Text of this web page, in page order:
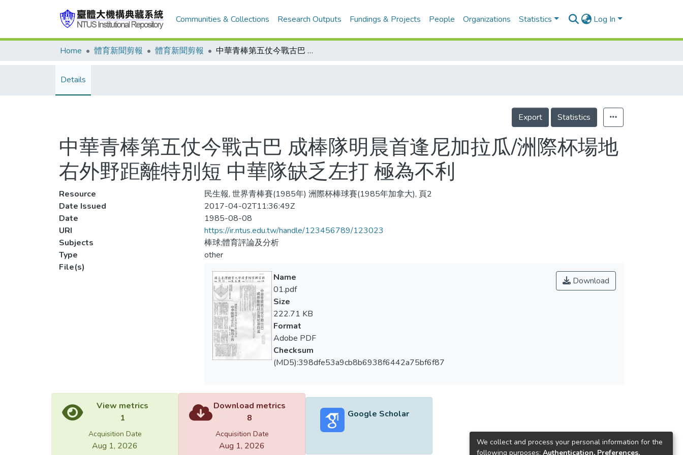
Communities & Collections Research Outputs Fundings & Projects People Organizations Statistics Log In
Home 體育新聞剪報 體育新聞剪報 中華青棒第五仗今戰古巴 成棒隊明晨首逢尼加拉瓜/洲際杯場地右外野距離特別短 中華隊缺乏左打 極為不利
Details
Export Statistics
中華青棒第五仗今戰古巴 成棒隊明晨首逢尼加拉瓜/洲際杯場地
右外野距離特別短 中華隊缺乏左打 極為不利
Resource
民生報, 世界青棒賽(1985年) 洲際杯棒球賽(1985年加拿大), 頁2
Date Issued
2017-04-02T11:36:49Z
Date
1985-08-08
URI
https://ir.ntus.edu.tw/handle/123456789/123023
Subjects
棒球;體育評論及分析
Type
other
File(s)
Download
Name
01.pdf
Size
222.71 KB
Format
Adobe PDF
Checksum
(MD5):398dfe53a9cb8b6938f6442a75bf6f87
View metrics
1
Acquisition Date
Aug 1, 2026
Download metrics
8
Acquisition Date
Aug 1, 2026
Google Scholar
We collect and process your personal information for the
following purposes: Authentication, Preferences,